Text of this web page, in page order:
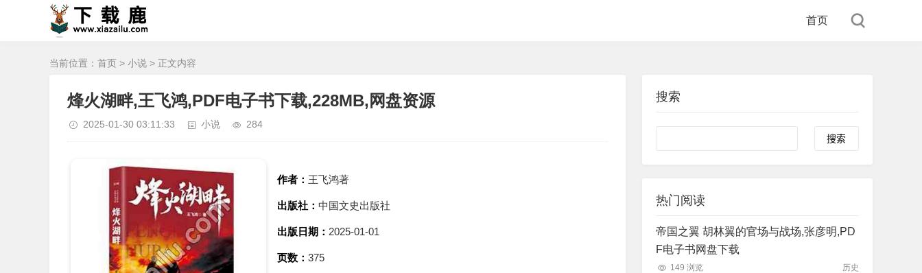
首页
当前位置： 首页 > 小说 > 正文内容
烽火湖畔,王飞鸿,PDF电子书下载,228MB,网盘资源
2025-01-30 03:11:33 小说 284
作者： 王飞鸿著
出版社： 中国文史出版社
出版日期： 2025-01-01
页数： 375
搜索
Search
热门阅读
帝国之翼 胡林翼的官场与战场,张彦明,PD
F电子书网盘下载
149 浏览 历史